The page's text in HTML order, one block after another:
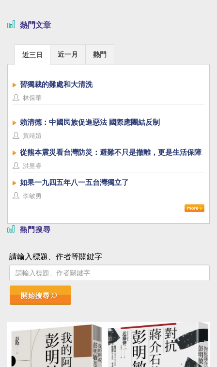
熱門文章
近三日 近一月 熱門
習獨裁的難處和大清洗
林保華
賴清德：中國民族促進惡法 國際應團結反制
黃靖媗
從熊本震災看台灣防災：避難不只是撤離，更是生活保障
洪昱睿
如果一九四五年八一五台灣獨立了
李敏勇
熱門搜尋
請輸入標題、作者等關鍵字
開始搜尋